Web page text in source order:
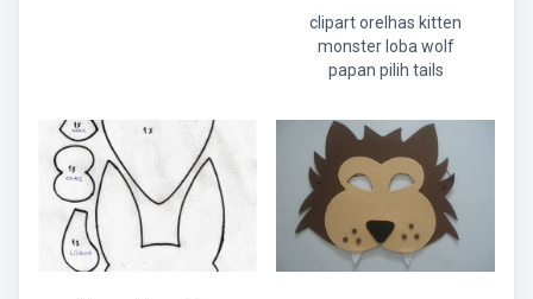
clipart orelhas kitten
monster loba wolf
papan pilih tails